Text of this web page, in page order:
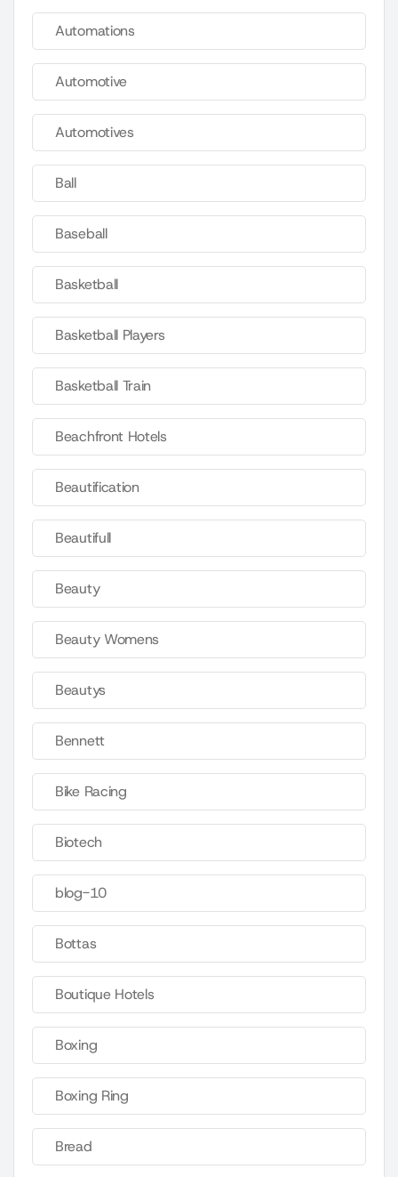
Automations
Automotive
Automotives
Ball
Baseball
Basketball
Basketball Players
Basketball Train
Beachfront Hotels
Beautification
Beautifull
Beauty
Beauty Womens
Beautys
Bennett
Bike Racing
Biotech
blog-10
Bottas
Boutique Hotels
Boxing
Boxing Ring
Bread